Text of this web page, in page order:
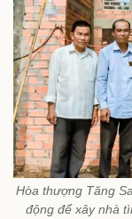
Hòa thượng Tăng
động để xây nhà